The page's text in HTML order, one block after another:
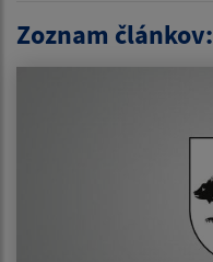
Zoznam článkov: